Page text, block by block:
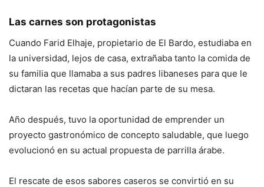
Las carnes son protagonistas
Cuando Farid Elhaje, propietario de El Bardo, estudiaba en
la universidad, lejos de casa, extrañaba tanto la comida de
su familia que llamaba a sus padres libaneses para que le
dictaran las recetas que hacían parte de su mesa.
Año después, tuvo la oportunidad de emprender un
proyecto gastronómico de concepto saludable, que luego
evolucionó en su actual propuesta de parrilla árabe.
El rescate de esos sabores caseros se convirtió en su